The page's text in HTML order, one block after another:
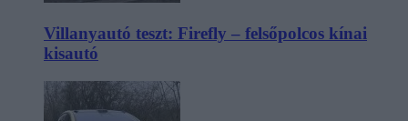
Villanyautó teszt: Firefly – felsőpolcos kínai
kisautó